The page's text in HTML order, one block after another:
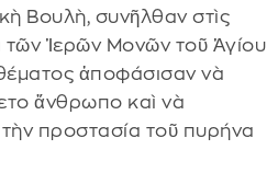
Βουλὴ, συνῆλθαν στὶς
τῶν Ἱερῶν Μονῶν τοῦ Ἁγίου
ἀποφάσισαν νὰ
ἄνθρωπο καὶ νὰ
προστασία τοῦ πυρήνα